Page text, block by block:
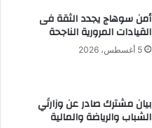
أمن سوهاج يجدد الثقة فى
القيادات المرورية الناجحة
5 أغسطس، 2026
بيان مشترك صادر عن وزارتَي
الشباب والرياضة والمالية